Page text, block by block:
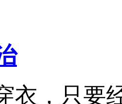
衣，只要